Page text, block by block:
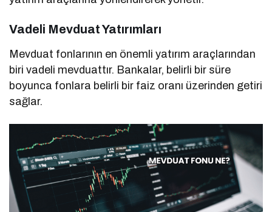
Vadeli Mevduat Yatırımları
Mevduat fonlarının en önemli yatırım araçlarından
biri vadeli mevduattır. Bankalar, belirli bir süre
boyunca fonlara belirli bir faiz oranı üzerinden getiri
sağlar.